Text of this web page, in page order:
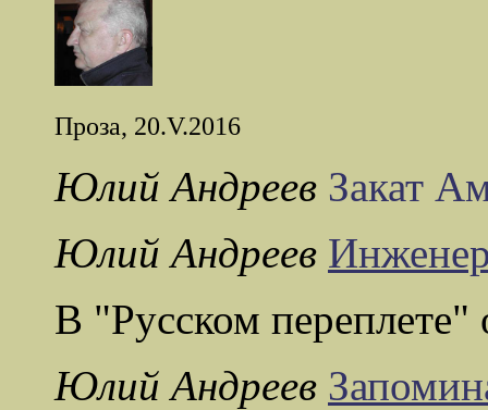
Проза, 20.V.2016
Юлий Андреев Закат
Юлий Андреев
В "Русском переплете"
Юлий Андреев